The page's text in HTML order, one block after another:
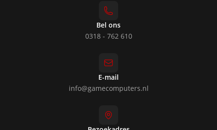
Bel ons
0318 - 762 610
E-mail
info@gamecomputers.nl